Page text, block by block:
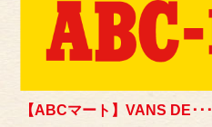
【ABCマート】VANS DE･･･